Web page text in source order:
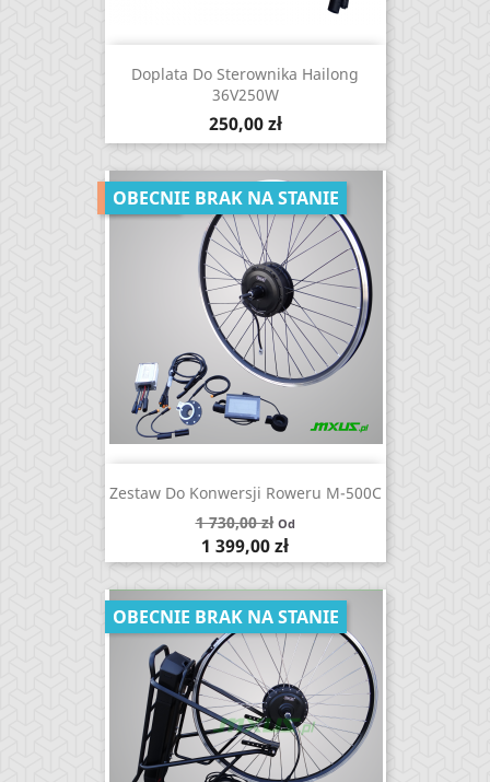
Doplata Do Sterownika Hailong
36V250W
Cena
250,00 zł
Zestaw Do Konwersji Roweru M-500C
Cena
podstawowa
1 730,00 zł
-19,13%
Od
Cena
1 399,00 zł
OBECNIE BRAK NA STANIE
OBECNIE BRAK NA STANIE